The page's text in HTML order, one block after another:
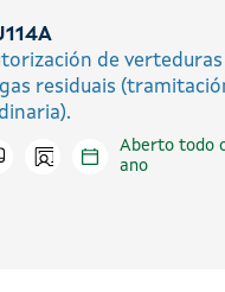
de verteduras
residuais
en liña
Icono presencial
Aberto todo
ano